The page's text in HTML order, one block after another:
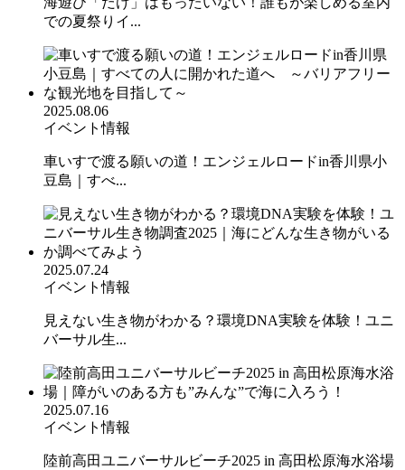
での夏祭りイ...
2025.08.06
イベント情報
車いすで渡る願いの道！エンジェルロードin香川県小
豆島｜すべ...
2025.07.24
イベント情報
見えない生き物がわかる？環境DNA実験を体験！ユニ
バーサル生...
2025.07.16
イベント情報
陸前高田ユニバーサルビーチ2025 in 高田松原海水浴場